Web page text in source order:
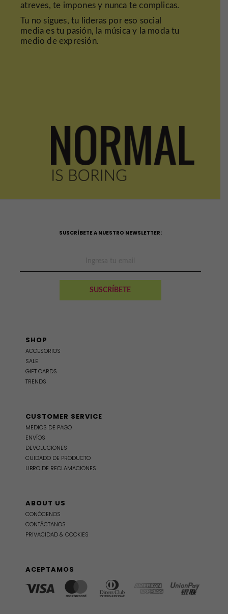
atreves, te imponesy nunca te complicas.
Tu no sigues, tu lideras por eso social
media es tu pasión, la músicay la moda tu
medio de expresión.
SUSCRÍBETE A NUESTRO NEWSLETTER:
SHOP
ACCESORIOS
SALE
GIFT CARDS
TRENDS
CUSTOMER SERVICE
MEDIOS DE PAGO
ENVÍOS
DEVOLUCIONES
CUIDADO DE PRODUCTO
LIBRO DE RECLAMACIONES
ABOUT US
CONÓCENOS
CONTÁCTANOS
PRIVACIDAD & COOKIES
ACEPTAMOS